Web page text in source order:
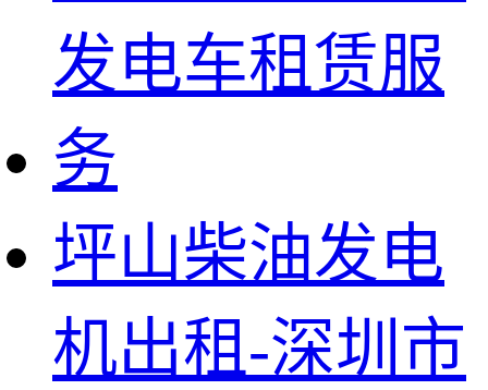
坪山柴油发电
机出租-深圳市